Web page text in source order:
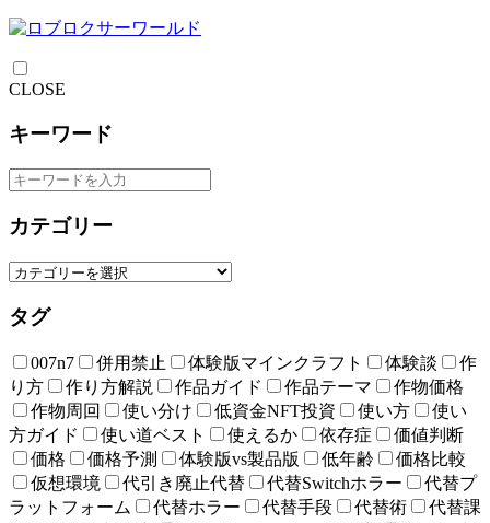
CLOSE
キーワード
カテゴリー
タグ
007n7 併用禁止 体験版マインクラフト 体験談
作
り方
作り方解説 作品ガイド 作品テーマ
作物価格
作物周回
使い分け 低資金NFT投資 使い方
使い
方ガイド
使い道ベスト 使えるか 依存症
価値判断
価格
価格予測 体験版vs製品版 低年齢
価格比較
仮想環境
代引き廃止代替 代替Switchホラー
代替プ
ラットフォーム
代替ホラー 代替手段 代替術
代替課